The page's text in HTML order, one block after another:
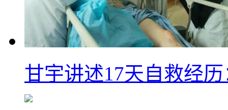
甘宇讲述17天自救经